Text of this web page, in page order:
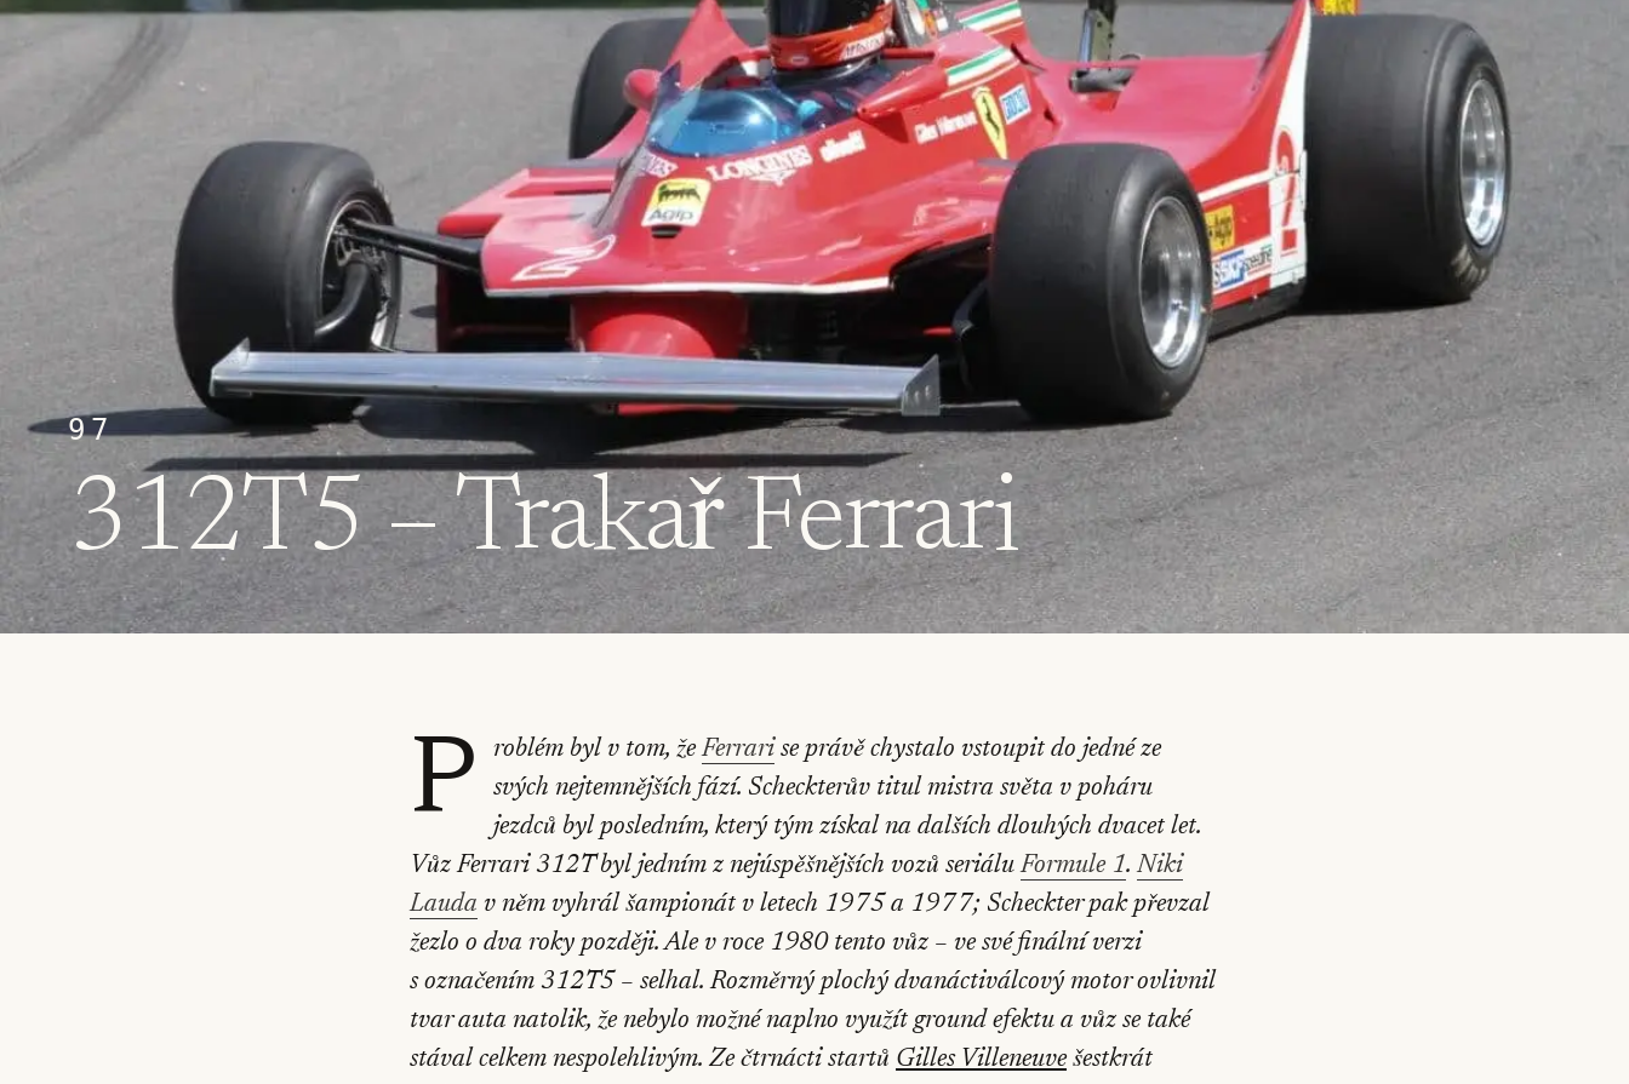
97
312T5 – Trakař Ferrari
P roblém byl v tom, žeFerrari se právě chystalo vstoupit do jedné ze
svých nejtemnějších fází. Scheckterův titul mistra světa v poháru
jezdců byl posledním, který tým získal na dalších dlouhých dvacet let.
Vůz Ferrari 312T byl jedním z nejúspěšnějších vozů seriáluFormule 1.Niki
Lauda v něm vyhrál šampionát v letech 1975 a 1977; Scheckter pak převzal
žezlo o dva roky později. Ale v roce 1980 tento vůz – ve své finální verzi
s označením 312T5 – selhal. Rozměrný plochý dvanáctiválcový motor ovlivnil
tvar auta natolik, že nebylo možné naplno využít ground efektu a vůz se také
stával celkem nespolehlivým. Ze čtrnácti startů Gilles Villeneuvešestkrát